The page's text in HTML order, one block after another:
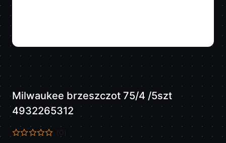
Milwaukee brzeszczot 75/4 /5szt
4932265312